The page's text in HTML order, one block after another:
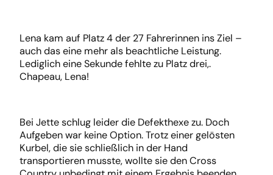
Lena kam auf Platz 4 der 27 Fahrerinnen ins Ziel –
auch das eine mehr als beachtliche Leistung.
Lediglich eine Sekunde fehlte zu Platz drei,.
Chapeau, Lena!
Bei Jette schlug leider die Defekthexe zu. Doch
Aufgeben war keine Option. Trotz einer gelösten
Kurbel, die sie schließlich in der Hand
transportieren musste, wollte sie den Cross